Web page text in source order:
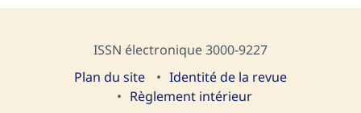
ISSN électronique 3000-9227
Plan du site
Identité de la revue
Règlement intérieur